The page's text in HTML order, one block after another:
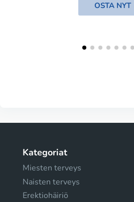
OSTA NYT
Kategoriat
Miesten terveys
Naisten terveys
Erektiohäiriö